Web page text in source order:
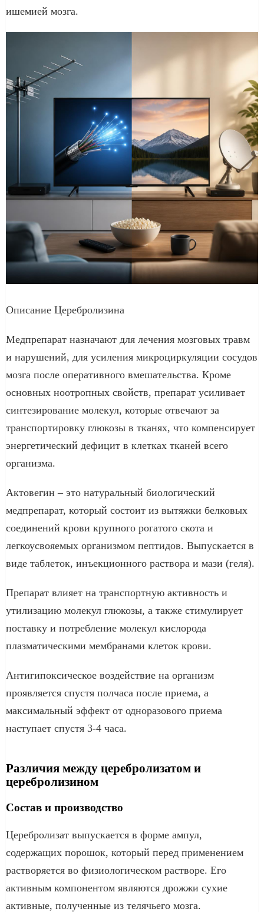
ишемией мозга.
Описание Церебролизина
Медпрепарат назначают для лечения мозговых травм
и нарушений, для усиления микроциркуляции сосудов
мозга после оперативного вмешательства. Кроме
основных ноотропных свойств, препарат усиливает
синтезирование молекул, которые отвечают за
транспортировку глюкозы в тканях, что компенсирует
энергетический дефицит в клетках тканей всего
организма.
Актовегин – это натуральный биологический
медпрепарат, который состоит из вытяжки белковых
соединений крови крупного рогатого скота и
легкоусвояемых организмом пептидов. Выпускается в
виде таблеток, инъекционного раствора и мази (геля).
Препарат влияет на транспортную активность и
утилизацию молекул глюкозы, а также стимулирует
поставку и потребление молекул кислорода
плазматическими мембранами клеток крови.
Антигипоксическое воздействие на организм
проявляется спустя полчаса после приема, а
максимальный эффект от одноразового приема
наступает спустя 3-4 часа.
Различия между церебролизатом и
церебролизином
Состав и производство
Церебролизат выпускается в форме ампул,
содержащих порошок, который перед применением
растворяется во физиологическом растворе. Его
активным компонентом являются дрожжи сухие
активные, полученные из телячьего мозга.